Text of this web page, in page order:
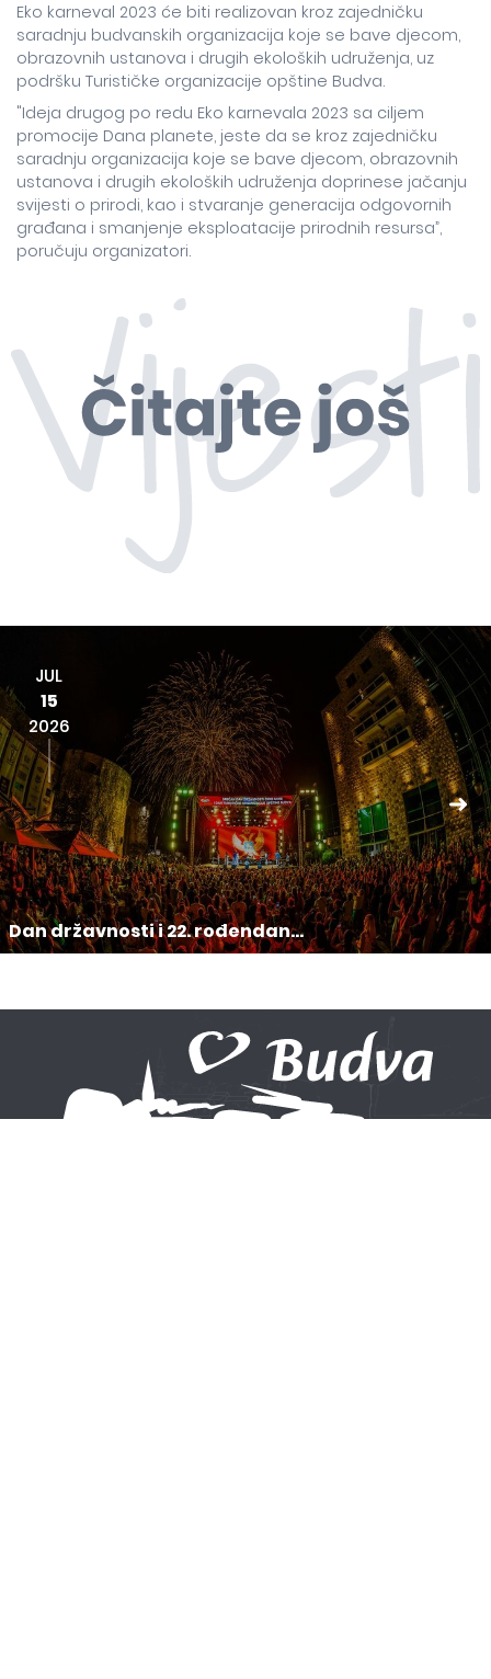
Eko karneval 2023 će biti realizovan kroz zajedničku
saradnju budvanskih organizacija koje se bave djecom,
obrazovnih ustanova i drugih ekoloških udruženja, uz
podršku Turističke organizacije opštine Budva.
"Ideja drugog po redu Eko karnevala 2023 sa ciljem
promocije Dana planete, jeste da se kroz zajedničku
saradnju organizacija koje se bave djecom, obrazovnih
ustanova i drugih ekoloških udruženja doprinese jačanju
svijesti o prirodi, kao i stvaranje generacija odgovornih
građana i smanjenje eksploatacije prirodnih resursa”,
poručuju organizatori.
JUL
15
2026
Dan državnosti i 22. rođendan...